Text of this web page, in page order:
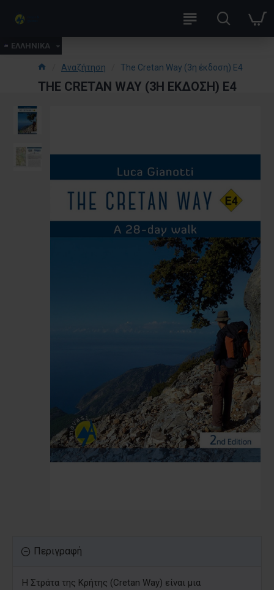
ΕΛΛΗΝΙΚΑ
Αναζήτηση The Cretan Way (3η έκδοση) E4
THE CRETAN WAY (3Η ΈΚΔΟΣΗ) E4
Περιγραφή
Η Στράτα της Κρήτης (Cretan Way) είναι μια